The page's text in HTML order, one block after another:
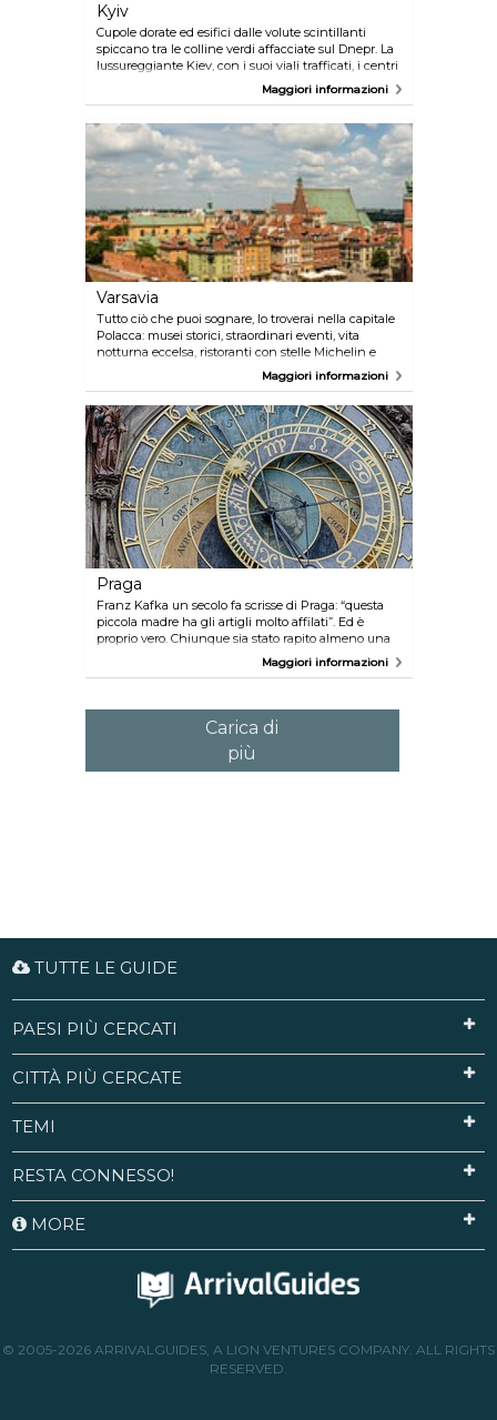
Kyiv
Cupole dorate ed esifici dalle volute scintillanti
spiccano tra le colline verdi affacciate sul Dnepr. La
lussureggiante Kiev, con i suoi viali trafficati, i centri
commerciali, le numerose chiese, la musica e la
vivace vita notturna, ha abbracciato la via del
alla propria identità. Il Monastero delle Grotte è il
cuore spirituale dell’Ucraina, accanto ad esso lo
sguardo della gigantesca statua di epoca
brezhneviana dedicata della Madre Patria,
abbraccia la città, il fiume e le sue isole.
Maggiori informazioni
Varsavia
Tutto ciò che puoi sognare, lo troverai nella capitale
Polacca: musei storici, straordinari eventi, vita
notturna eccelsa, ristoranti con stelle Michelin e
un'abbondanza di aree verdi. Scopri l'affascinante
Centro Storico e passeggia lungo la Strada Reale.
Scopri la storia della città nei musei interattivi di
Varsavia. Trascorri la serata nel viale del fiume
Vistula e rilassati ascoltando un delizioso concerto di
Chopin al Parco Reale di Łazienki. Senza dubbio,
Varsavia è una città da aggiungere alla lista delle
città Europee da visitare.
Maggiori informazioni
Praga
Franz Kafka un secolo fa scrisse di Praga: “questa
piccola madre ha gli artigli molto affilati”. Ed è
proprio vero. Chiunque sia stato rapito almeno una
volta dalle stradine pavimentate con ciottoli e dai
passaggi gotici ed ha visto la luna nascosta tra le
Maggiori informazioni
Carica di
più
TUTTE LE GUIDE
PAESI PIÙ CERCATI
CITTÀ PIÙ CERCATE
TEMI
RESTA CONNESSO!
MORE
© 2005-2026 ARRIVALGUIDES, A LION VENTURES COMPANY. ALL RIGHTS
RESERVED.